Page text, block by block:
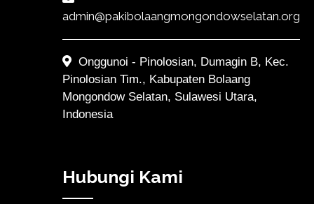
admin@pakibolaangmongondowselatan.org
Onggunoi - Pinolosian, Dumagin B, Kec.
Pinolosian Tim., Kabupaten Bolaang
Mongondow Selatan, Sulawesi Utara,
Indonesia
Hubungi Kami